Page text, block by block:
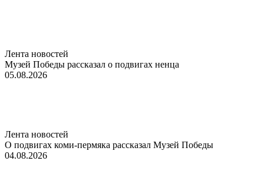
Лента новостей
Музей Победы рассказал о подвигах ненца
05.08.2026
Лента новостей
О подвигах коми-пермяка рассказал Музей Победы
04.08.2026